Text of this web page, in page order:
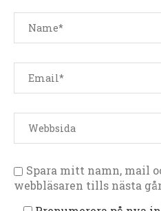
Spara mitt namn, mail
webbläsaren tills nästa